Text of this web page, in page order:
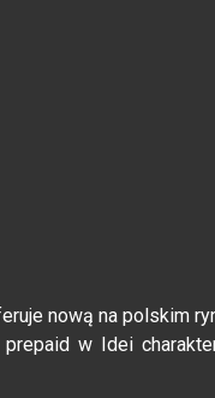
nową na polskim
w Idei